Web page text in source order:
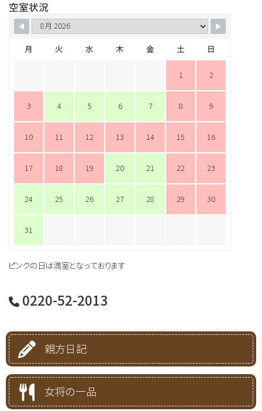
空室状況
月 火 水 木 金 土 日
1 2
3 4 5 6 7 8 9
10 11 12 13 14 15 16
17 18 19 20 21 22 23
24 25 26 27 28 29 30
31
ピンクの日は満室となっております
0220-52-2013
親方日記
女将の一品